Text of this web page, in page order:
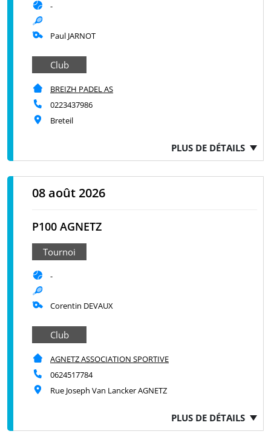
-
Paul JARNOT
Club
BREIZH PADEL AS
0223437986
Breteil
PLUS DE DÉTAILS
08 août 2026
P100 AGNETZ
Tournoi
-
Corentin DEVAUX
Club
AGNETZ ASSOCIATION SPORTIVE
0624517784
Rue Joseph Van Lancker AGNETZ
PLUS DE DÉTAILS